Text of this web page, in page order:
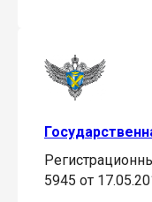
5945 от